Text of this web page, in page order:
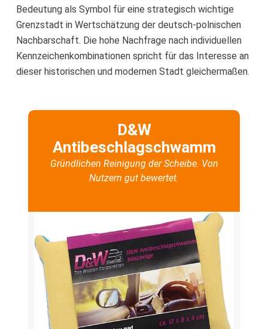
Bedeutung als Symbol für eine strategisch wichtige
Grenzstadt in Wertschätzung der deutsch-polnischen
Nachbarschaft. Die hohe Nachfrage nach individuellen
Kennzeichenkombinationen spricht für das Interesse an
dieser historischen und modernen Stadt gleichermaßen.
D&W
Antibeschlagschwamm
Gründlichen Reinigung der Scheibe. Von
Nutzern gut bewertet.